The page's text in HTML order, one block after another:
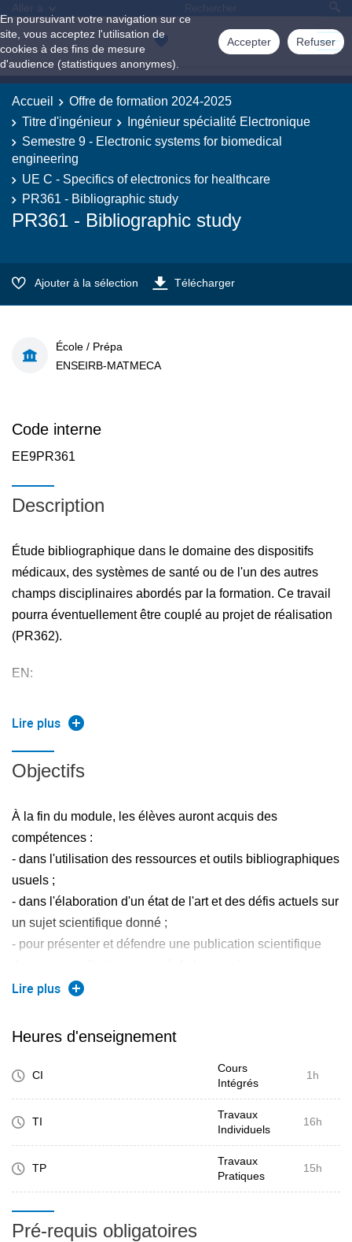
En poursuivant votre navigation sur ce
site, vous acceptez l'utilisation de
cookies à des fins de mesure
d'audience (statistiques anonymes).
Accepter Refuser
Aller à
Accueil
Offre de formation 2024-2025
Titre d'ingénieur
Ingénieur spécialité Electronique
Semestre 9 - Electronic systems for biomedical
engineering
UE C - Specifics of electronics for healthcare
PR361 - Bibliographic study
PR361 - Bibliographic study
Ajouter à la sélection Télécharger
École / Prépa
ENSEIRB-MATMECA
Code interne
EE9PR361
Description
Étude bibliographique dans le domaine des dispositifs
médicaux, des systèmes de santé ou de l'un des autres
champs disciplinaires abordés par la formation. Ce travail
pourra éventuellement être couplé au projet de réalisation
(PR362).
EN:
healthcare systems, or another topic addressed by the
option. This work might be coupled to the realization
project (PR362).
Lire plus
Objectifs
À la fin du module, les élèves auront acquis des
compétences :
- dans l'utilisation des ressources et outils bibliographiques
usuels ;
- dans l'élaboration d'un état de l'art et des défis actuels sur
un sujet scientifique donné ;
- pour présenter et défendre une publication scientifique
At the end of the module, the students will have gained
* with common bibliographic tools and resources;
* in making a review of the state-of-the-art and current
challenges on a scientific or technical topic;
* in presenting the highlights of such a bibliographic study
to an audience of their peers.
Lire plus
Heures d'enseignement
CI
Cours
Intégrés
1h
TI
Travaux
Individuels
16h
TP
Travaux
Pratiques
15h
Pré-requis obligatoires